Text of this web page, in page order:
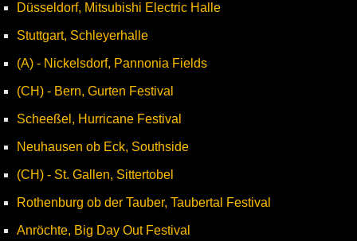
Düsseldorf, Mitsubishi Electric Halle
Stuttgart, Schleyerhalle
(A) - Nickelsdorf, Pannonia Fields
(CH) - Bern, Gurten Festival
Scheeßel, Hurricane Festival
Neuhausen ob Eck, Southside
(CH) - St. Gallen, Sittertobel
Rothenburg ob der Tauber, Taubertal Festival
Anröchte, Big Day Out Festival